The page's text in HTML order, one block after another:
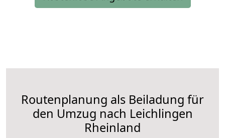
Routenplanung als Beiladung für
den Umzug nach Leichlingen
Rheinland